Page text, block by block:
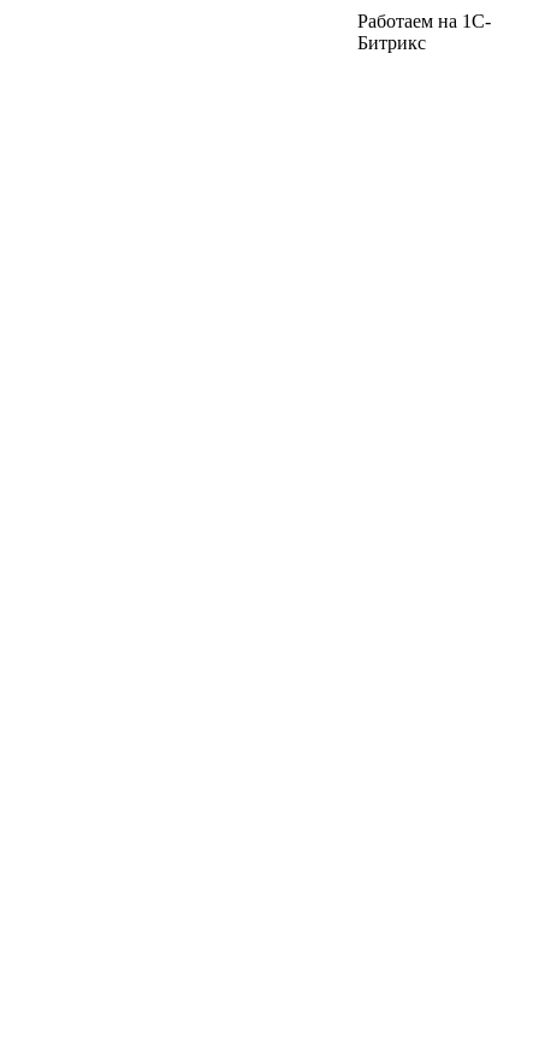
Работаем на 1C-
Битрикс